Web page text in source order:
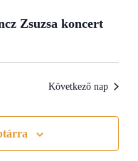
Zsuzsa koncert
Következő nap